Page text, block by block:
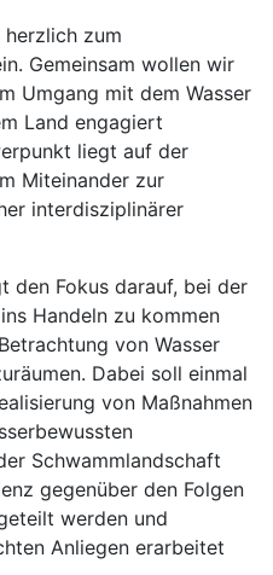
herzlich zum
Gemeinsam wollen wir
Umgang mit dem Wasser
Land engagiert
liegt auf der
Miteinander zur
interdisziplinärer
den Fokus darauf, bei der
Handeln zu kommen
von Wasser
Dabei soll einmal
von Maßnahmen
Schwammlandschaft
gegenüber den Folgen
werden und
Anliegen erarbeitet